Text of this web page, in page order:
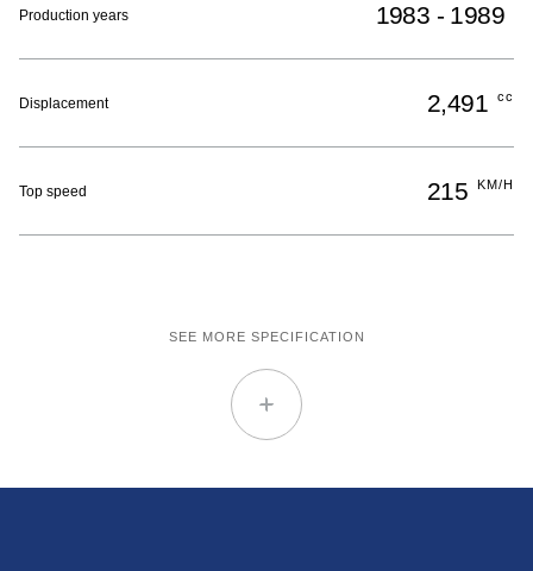
Production years 1983 - 1989
Displacement 2,491 cc
Top speed 215 KM/H
SEE MORE SPECIFICATION